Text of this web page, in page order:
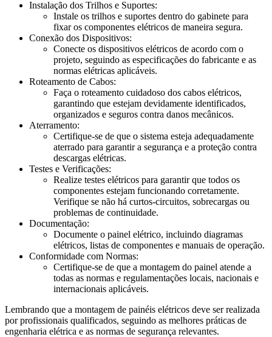
Instalação dos Trilhos e Suportes:
Instale os trilhos e suportes dentro do gabinete para
fixar os componentes elétricos de maneira segura.
Conexão dos Dispositivos:
Conecte os dispositivos elétricos de acordo com o
projeto, seguindo as especificações do fabricante e as
normas elétricas aplicáveis.
Roteamento de Cabos:
Faça o roteamento cuidadoso dos cabos elétricos,
garantindo que estejam devidamente identificados,
organizados e seguros contra danos mecânicos.
Aterramento:
Certifique-se de que o sistema esteja adequadamente
aterrado para garantir a segurança e a proteção contra
descargas elétricas.
Testes e Verificações:
Realize testes elétricos para garantir que todos os
componentes estejam funcionando corretamente.
Verifique se não há curtos-circuitos, sobrecargas ou
problemas de continuidade.
Documentação:
Documente o painel elétrico, incluindo diagramas
elétricos, listas de componentes e manuais de operação.
Conformidade com Normas:
Certifique-se de que a montagem do painel atende a
todas as normas e regulamentações locais, nacionais e
internacionais aplicáveis.
Lembrando que a montagem de painéis elétricos deve ser realizada
por profissionais qualificados, seguindo as melhores práticas de
engenharia elétrica e as normas de segurança relevantes.